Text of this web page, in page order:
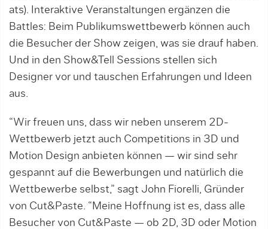
ats). Interaktive Veranstaltungen ergänzen die
Battles: Beim Publikumswettbewerb können auch
die Besucher der Show zeigen, was sie drauf haben.
Und in den Show&Tell Sessions stellen sich
Designer vor und tauschen Erfahrungen und Ideen
aus.
“Wir freuen uns, dass wir neben unserem 2D-
Wettbewerb jetzt auch Competitions in 3D und
Motion Design anbieten können — wir sind sehr
gespannt auf die Bewerbungen und natürlich die
Wettbewerbe selbst,” sagt John Fiorelli, Gründer
von Cut&Paste. “Meine Hoffnung ist es, dass alle
Besucher von Cut&Paste — ob 2D, 3D oder Motion